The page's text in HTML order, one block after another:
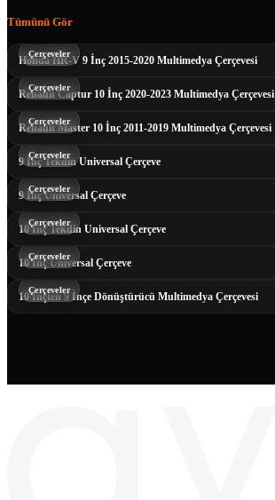
Tümünü Gör
Honda HR-V 9 İnç 2015-2020 Multimedya Çerçevesi
Çerçeveler
Renault Captur 10 İnç 2020-2023 Multimedya Çerçevesi
Çerçeveler
Renault Master 10 İnç 2011-2019 Multimedya Çerçevesi
Çerçeveler
9 İnç Tekdin Universal Çerçeve
Çerçeveler
9 İnç Universal Çerçeve
Çerçeveler
10 İnç Tekdin Universal Çerçeve
Çerçeveler
10 İnç Universal Çerçeve
Çerçeveler
10 İnçten 9 İnçe Dönüştürücü Multimedya Çerçevesi
Çerçeveler